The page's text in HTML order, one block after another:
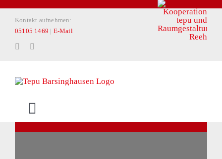
Zum
Inhalt
springen
Kontakt aufnehmen:
05105 1469 | E-Mail
Toggle
Navigation